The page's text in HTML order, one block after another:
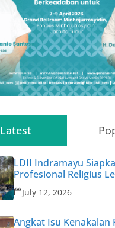
Latest
LDII Indramayu
Profesional Religius
Permata CAI ke-47
July 12, 2026
Angkat Isu Kenakalan